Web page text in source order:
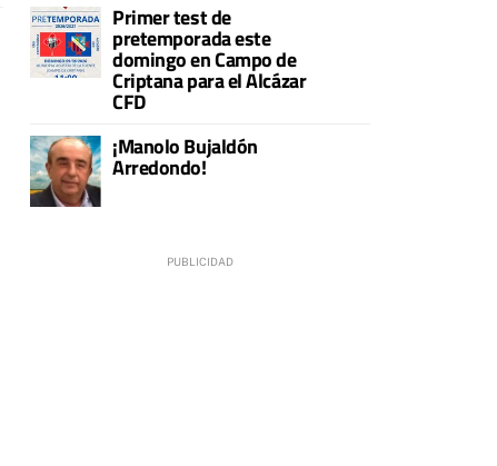
Primer test de
pretemporada este
domingo en Campo de
Criptana para el Alcázar
CFD
¡Manolo Bujaldón
Arredondo!